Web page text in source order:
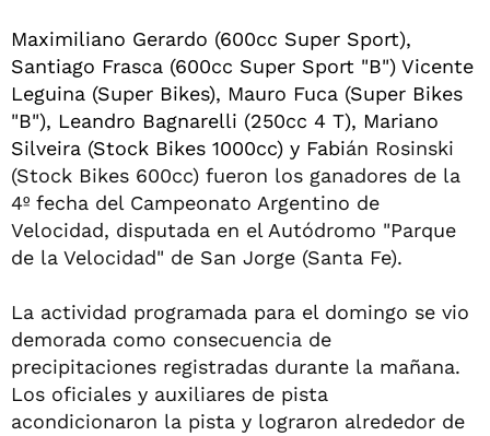
Maximiliano Gerardo (600cc Super Sport),
Santiago Frasca (600cc Super Sport "B") Vicente
Leguina (Super Bikes), Mauro Fuca (Super Bikes
"B"), Leandro Bagnarelli (250cc 4 T), Mariano
Silveira (Stock Bikes 1000cc) y Fabián Rosinski
(Stock Bikes 600cc) fueron los ganadores de la
4º fecha del Campeonato Argentino de
Velocidad, disputada en el Autódromo "Parque
de la Velocidad" de San Jorge (Santa Fe).
La actividad programada para el domingo se vio
demorada como consecuencia de
precipitaciones registradas durante la mañana.
Los oficiales y auxiliares de pista
acondicionaron la pista y lograron alrededor de